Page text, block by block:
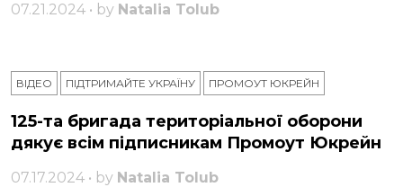
07.21.2024 • by Natalia Tolub
ВІДЕО ПІДТРИМАЙТЕ УКРАЇНУ ПРОМОУТ ЮКРЕЙН
125-та бригада територіальної оборони
дякує всім підписникам Промоут Юкрейн
07.17.2024 • by Natalia Tolub